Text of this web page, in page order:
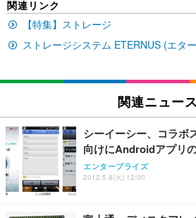
ュチェア 人間工学 疲れな
￥27,999
Sezlife オフィスチェア デ
能 人間工学 椅子 腰サポー
レスト 3Dヘッドレスト ハ
ョン PCチェア 通気性メッ
務用 おしゃれ パソコンチ
Sezlife オフィスチェア デ
ワーク チェア 強化バック
能 人間工学 椅子 腰サポー
ョン PCチェア 通気性メッ
イト
￥109,572
【純正品】27"ゲーミング
フック付き（CFI-ZDM1J）
￥49,979
【整備済み品】Dell
ー フルHD（1920×1080）
ort/VGA スピーカー内蔵
x2袋(84枚) ホワイト(吸収
￥3,234
ネオ・ルーライフ ネオ・
￥1,800
Smart Basic(スマートベ
限定】 Smart Basic アイリ
超厚型 お徳用 ワイド 100
関連リンク
【特集】ストレージ
ストレージシステム ETERNUS (エタ
関連ニュース
シーイーシー、コラボ
向けにAndroidアプリ
エンタープライズ
2012.5.8(火) 12:00